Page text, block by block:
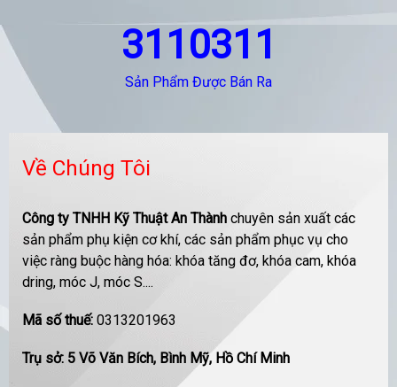
3110311
Sản Phẩm Được Bán Ra
Về Chúng Tôi
Công ty TNHH Kỹ Thuật An Thành chuyên sản xuất các
sản phẩm phụ kiện cơ khí, các sản phẩm phục vụ cho
việc ràng buộc hàng hóa: khóa tăng đơ, khóa cam, khóa
dring, móc J, móc S....
Mã số thuế: 0313201963
Trụ sở: 5 Võ Văn Bích, Bình Mỹ, Hồ Chí Minh